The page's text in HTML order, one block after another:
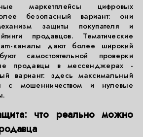
маркетплейсы цифровых
безопасный вариант: они
защиты покупателя и
продавцов. Тематические
каналы дают более широкий
самостоятельной проверки
продавцы в мессенджерах -
вариант: здесь максимальный
с мошенничеством и нулевые
что реально можно